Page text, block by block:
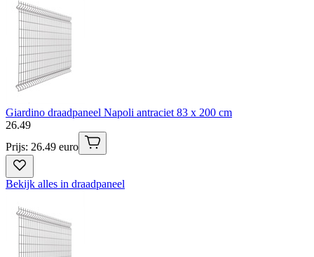
Giardino draadpaneel Napoli antraciet 83 x 200 cm
26.49
Prijs: 26.49 euro
Bekijk alles in draadpaneel